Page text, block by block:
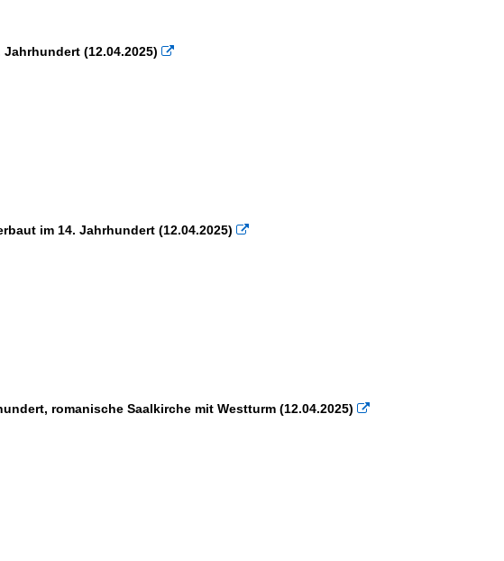
(12.04.2025) 
im 14. Jahrhundert (12.04.2025) 
romanische Saalkirche mit Westturm (12.04.2025) 